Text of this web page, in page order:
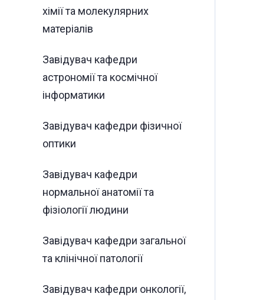
хімії та молекулярних
матеріалів
Завідувач кафедри
астрономії та космічної
інформатики
Завідувач кафедри фізичної
оптики
Завідувач кафедри
нормальної анатомії та
фізіології людини
Завідувач кафедри загальної
та клінічної патології
Завідувач кафедри онкології,